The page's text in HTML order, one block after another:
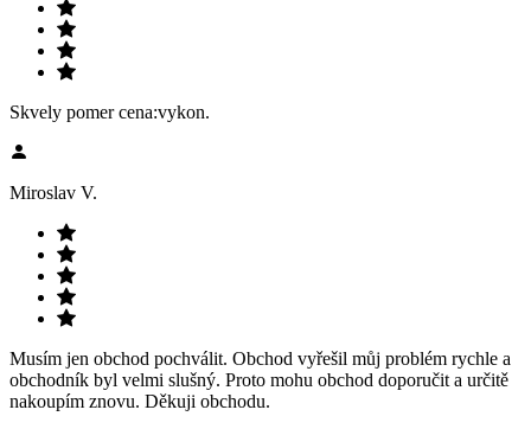
Skvely pomer cena:vykon.
Miroslav V.
Musím jen obchod pochválit. Obchod vyřešil můj problém rychle a
obchodník byl velmi slušný. Proto mohu obchod doporučit a určitě
nakoupím znovu. Děkuji obchodu.